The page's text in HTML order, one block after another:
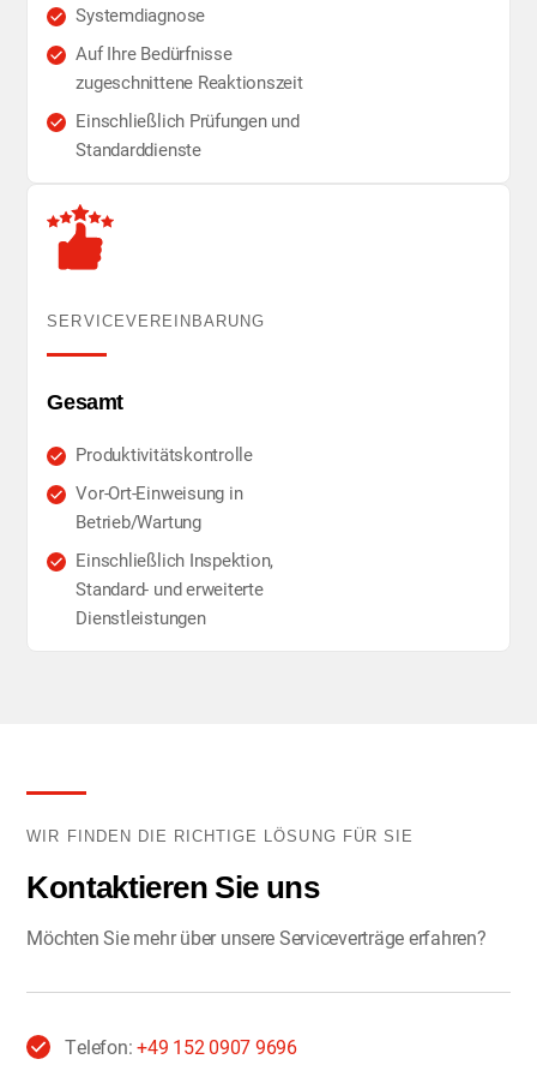
Systemdiagnose
Auf Ihre Bedürfnisse
zugeschnittene Reaktionszeit
Einschließlich Prüfungen und
Standarddienste
SERVICEVEREINBARUNG
Gesamt
Produktivitätskontrolle
Vor-Ort-Einweisung in
Betrieb/Wartung
Einschließlich Inspektion,
Standard- und erweiterte
Dienstleistungen
WIR FINDEN DIE RICHTIGE LÖSUNG FÜR SIE
Kontaktieren Sie uns
Möchten Sie mehr über unsere Serviceverträge erfahren?
Telefon:+49 152 0907 9696